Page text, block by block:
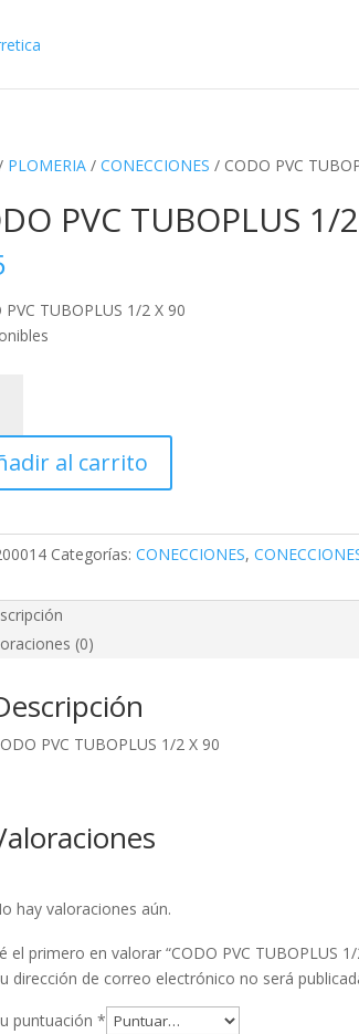
PLOMERIA /CONECCIONES / CODO PVC
PVC TUBOPLUS 1/
PVC TUBOPLUS 1/2 X 90
al carrito
Categorías:CONECCIONES,
(0)
PVC TUBOPLUS 1/2 X 90
hay valoraciones aún.
el primero en valorar “CODO PVC TUBOPLUS 1/
dirección de correo electrónico no será
puntuación*